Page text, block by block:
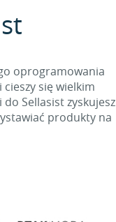
oprogramowania
się wielkim
Sellasist zyskujesz
produkty na